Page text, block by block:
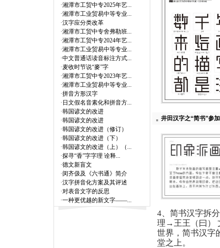
·湘潭市工贸中专2025年艺...
·湘潭市工业贸易中等专业...
·汉字应分类改革
·湘潭市工贸中专舍弗勒班...
·湘潭市工贸中专2024年艺...
·湘潭市工业贸易中等专业...
·中文普通话读音标注方式...
·麦收时节说“麥”字
·湘潭市工贸中专2023年艺...
·湘潭市工业贸易中等专业...
·拼音方形汉字
· 日文假名音素化和拼音方...
·韩国谚文的改进
·韩国谚文的改进
·韩国谚文的改进（修订）
·韩国谚文的改进（下）
·韩国谚文的改进（上）（...
·探寻“香”字字理 诠释...
·德文新盲文
·闵齐伋及《六书通》简介
·汉字拼音化方案及其评述
·对表音文字的反思
·一种更优越的新文字——...
井田汉字之“简书”参
4、简书汉字拆
理→王王（曰）
世界，简书汉字
堂之上。